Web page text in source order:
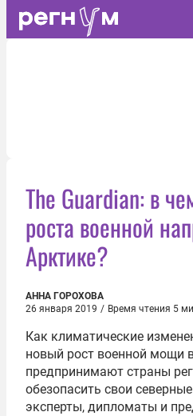
The Guardian: в
роста военной
Арктике?
АННА ГОРОХОВА
26 января 2019 / Время чтения 5
Как климатические
новый рост военной мощи
предпринимают страны
обезопасить свои
эксперты, дипломаты и